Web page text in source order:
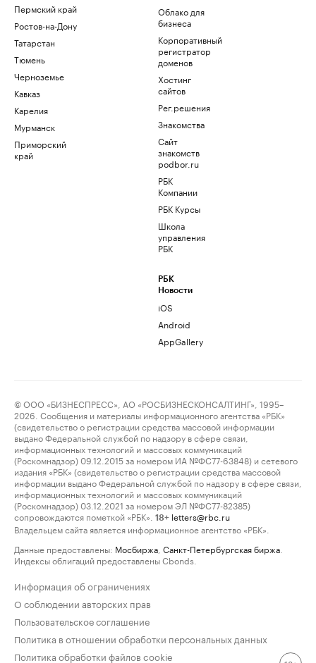
Пермский край
Ростов-на-Дону
Татарстан
Тюмень
Черноземье
Кавказ
Карелия
Мурманск
Приморский
край
Облако для
бизнеса
Корпоративный
регистратор
доменов
Хостинг
сайтов
Рег.решения
Знакомства
Сайт
знакомств
podbor.ru
РБК
Компании
РБК Курсы
Школа
управления
РБК
РБК
Новости
iOS
Android
AppGallery
© ООО «БИЗНЕСПРЕСС», АО «РОСБИЗНЕСКОНСАЛТИНГ», 1995–
2026. Сообщения и материалы информационного агентства «РБК»
(свидетельство о регистрации средства массовой информации
выдано Федеральной службой по надзору в сфере связи,
информационных технологий и массовых коммуникаций
(Роскомнадзор) 09.12.2015 за номером ИА №ФС77-63848) и сетевого
издания «РБК» (свидетельство о регистрации средства массовой
информации выдано Федеральной службой по надзору в сфере связи,
информационных технологий и массовых коммуникаций
(Роскомнадзор) 03.12.2021 за номером ЭЛ №ФС77-82385)
сопровождаются пометкой «РБК».
18+ letters@rbc.ru
Владельцем сайта является информационное агентство «РБК».
Данные предоставлены: Мосбиржа Санкт-Петербургская биржа
Индексы облигаций предоставлены Cbonds.
Информация об ограничениях
О соблюдении авторских прав
Пользовательское соглашение
Политика в отношении обработки персональных данных
Политика обработки файлов cookie